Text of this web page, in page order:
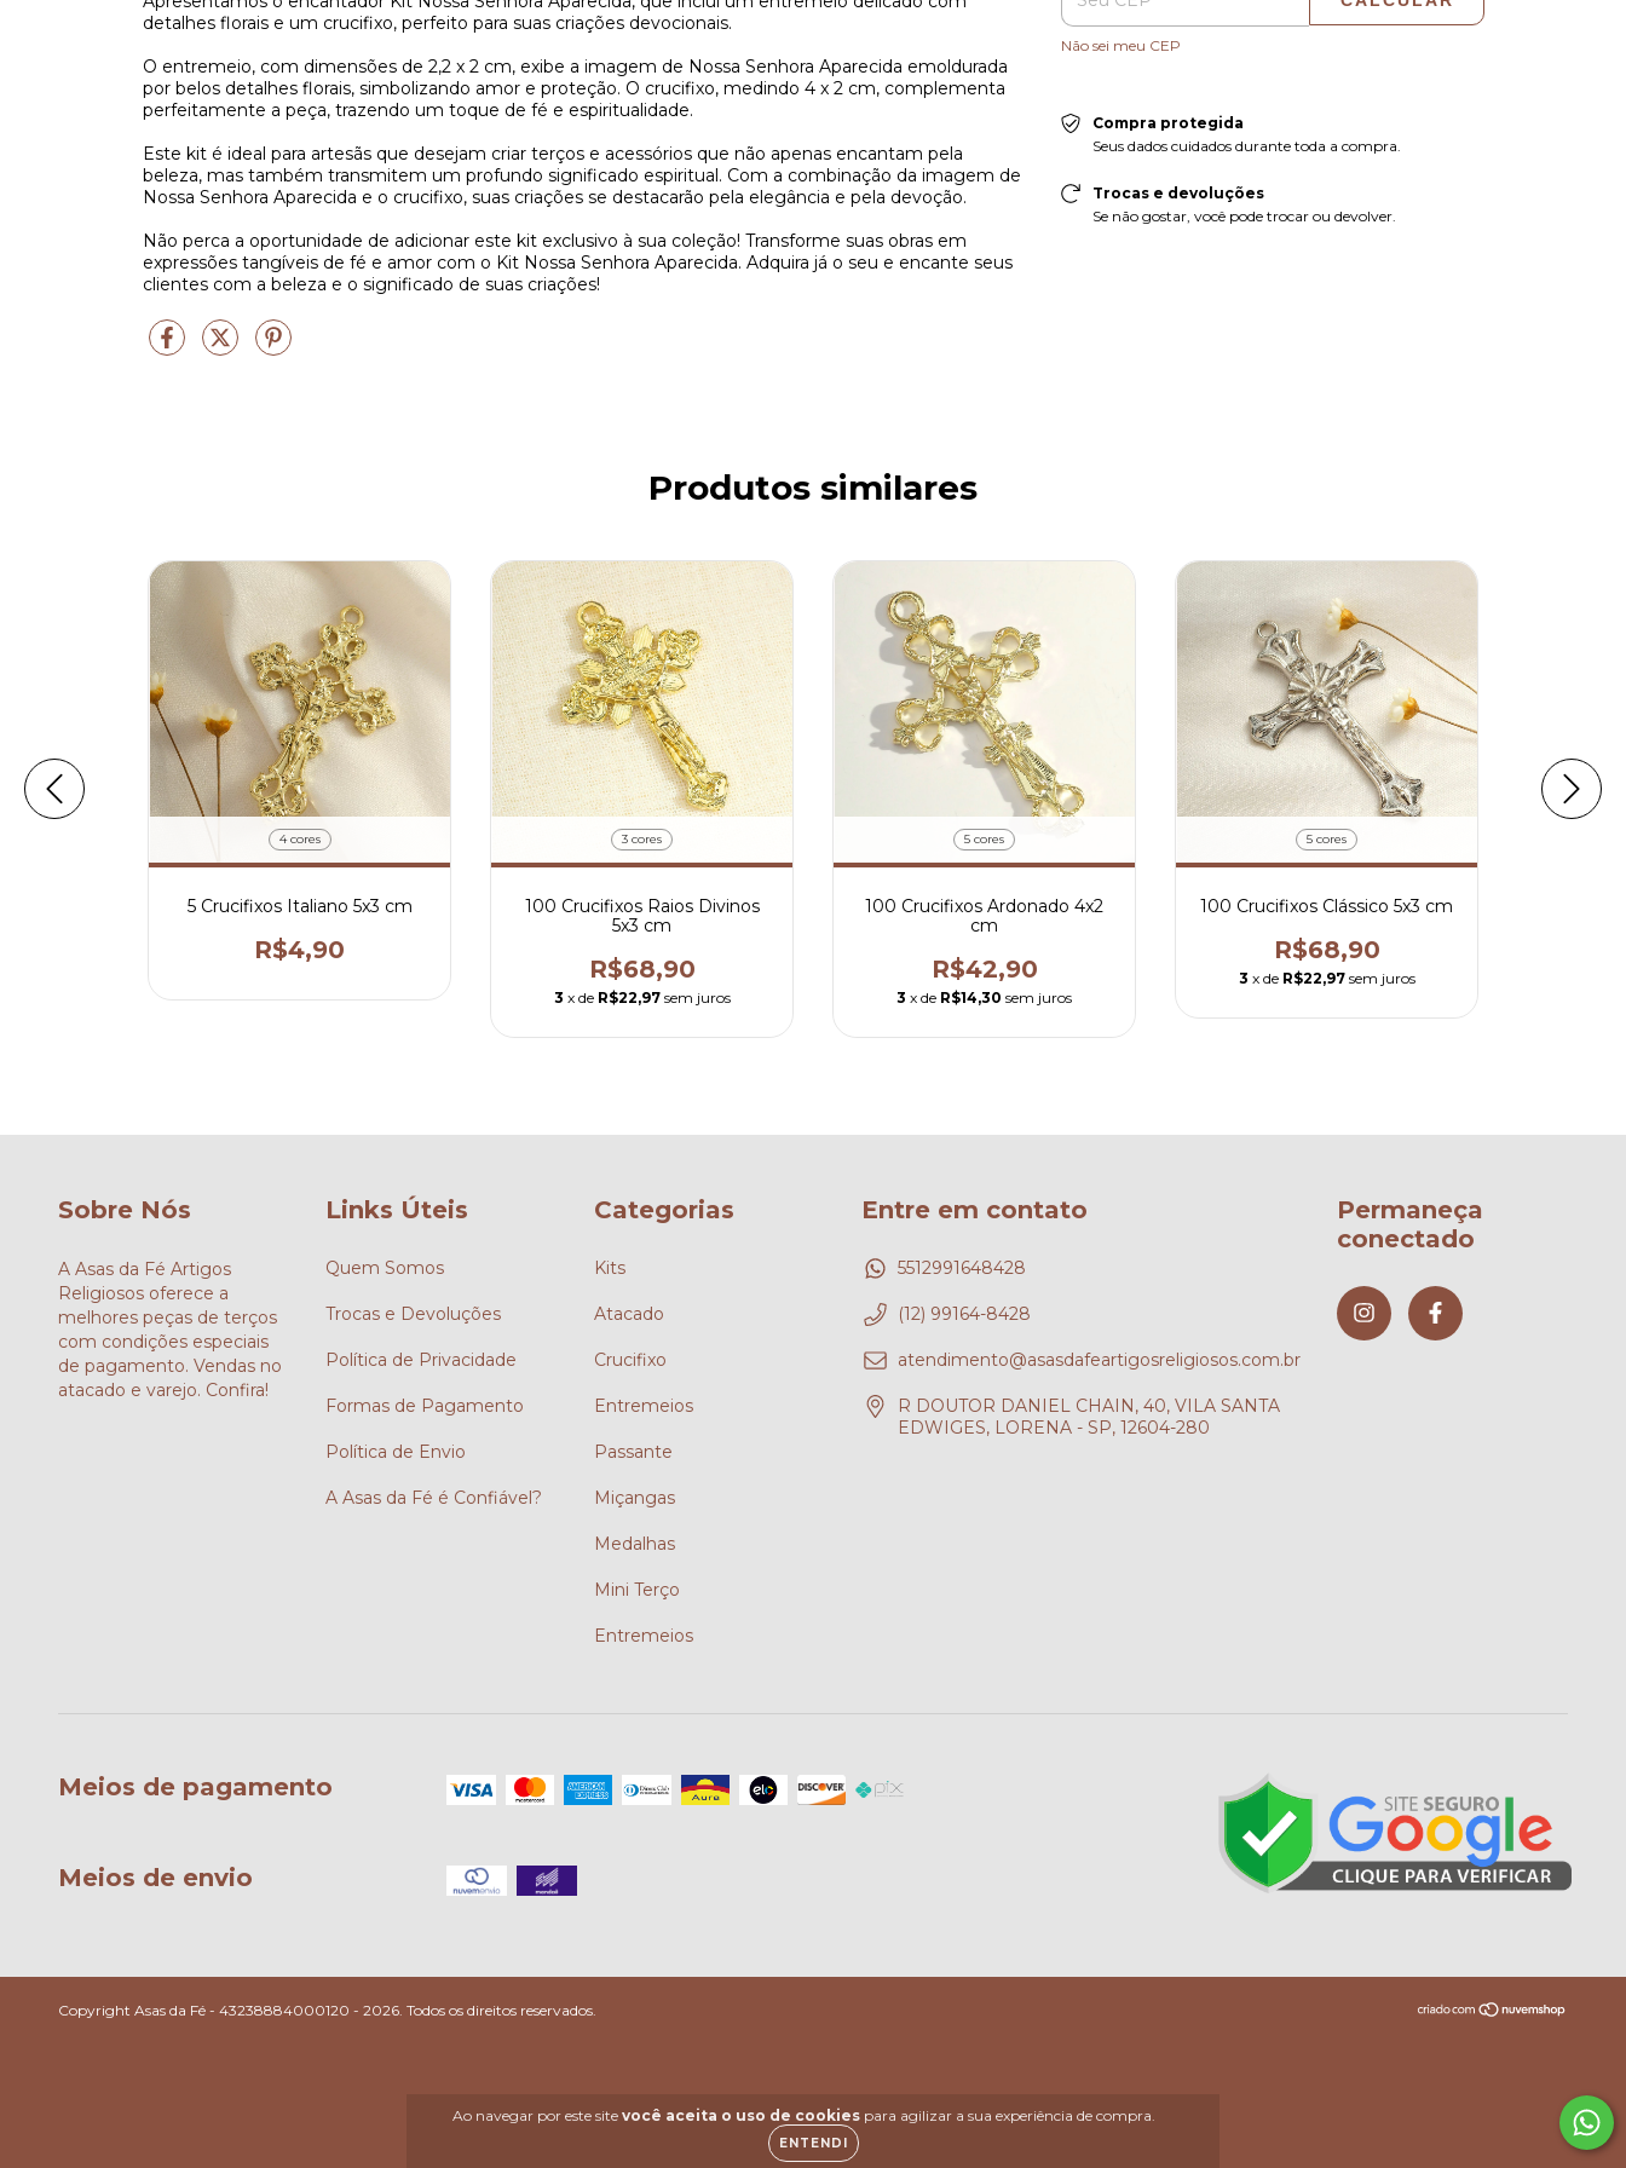
Ao navegar por este site você aceita o uso de cookiespara agilizar a sua experiência de compra.
ENTENDI
detalhes florais e um crucifixo, perfeito para suas criações devocionais.
O entremeio, com dimensões de 2,2 x 2 cm, exibe a imagem de Nossa Senhora Aparecida emoldurada
por belos detalhes florais, simbolizando amor e proteção. O crucifixo, medindo 4 x 2 cm, complementa
perfeitamente a peça, trazendo um toque de fé e espiritualidade.
Este kit é ideal para artesãs que desejam criar terços e acessórios que não apenas encantam pela
beleza, mas também transmitem um profundo significado espiritual. Com a combinação da imagem de
Nossa Senhora Aparecida e o crucifixo, suas criações se destacarão pela elegância e pela devoção.
Não perca a oportunidade de adicionar este kit exclusivo à sua coleção! Transforme suas obras em
expressões tangíveis de fé e amor com o Kit Nossa Senhora Aparecida. Adquira já o seu e encante seus
clientes com a beleza e o significado de suas criações!
Não sei meu CEP
Compra protegida
Seus dados cuidados durante toda a compra.
Trocas e devoluções
Se não gostar, você pode trocar ou devolver.
Produtos similares
4 cores
5 Crucifixos Italiano 5x3 cm
R$4,90
3 cores
100 Crucifixos Raios Divinos
5x3 cm
R$68,90
3 x de R$22,97 sem juros
5 cores
100 Crucifixos Ardonado 4x2
cm
R$42,90
3 x de R$14,30 sem juros
5 cores
100 Crucifixos Clássico 5x3 cm
R$68,90
3 x de R$22,97 sem juros
Sobre Nós
A Asas da Fé Artigos
Religiosos oferece a
melhores peças de terços
com condições especiais
de pagamento. Vendas no
atacado e varejo. Confira!
Links Úteis
Quem Somos
Trocas e Devoluções
Política de Privacidade
Formas de Pagamento
Política de Envio
A Asas da Fé é Confiável?
Categorias
Kits
Atacado
Crucifixo
Entremeios
Passante
Miçangas
Medalhas
Mini Terço
Entremeios
Entre em contato
5512991648428
(12) 99164-8428
atendimento@asasdafeartigosreligiosos.com.br
R DOUTOR DANIEL CHAIN, 40, VILA SANTA
EDWIGES, LORENA - SP, 12604-280
Permaneça
conectado
Meios de pagamento
Meios de envio
Copyright Asas da Fé - 43238884000120 - 2026. Todos os direitos reservados.